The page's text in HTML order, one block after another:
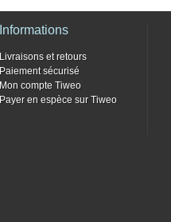
Informations
Livraisons et retours
Paiement sécurisé
Mon compte Tiweo
Payer en espèce sur Tiweo